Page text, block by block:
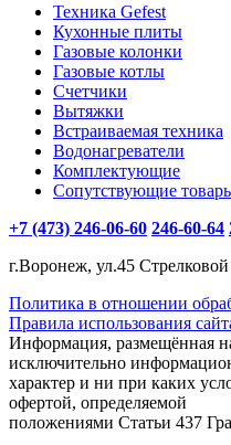
Техника Gefest
Кухонные плиты
Газовые колонки
Газовые котлы
Счетчики
Вытяжки
Встраиваемая техника
Водонагреватели
Комплектующие
Сопутствующие
+7 (473) 246-06-60 246-60-64
г.Воронеж, ул.45
Политика в отношении
Правила использования
Информация, размещённая
исключительно
характер и ни при каких
офертой, определяемой
положениями Статьи 437